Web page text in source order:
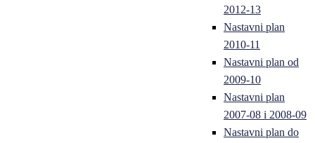
2012-13
Nastavni plan
2010-11
Nastavni plan od
2009-10
Nastavni plan
2007-08 i 2008-09
Nastavni plan do